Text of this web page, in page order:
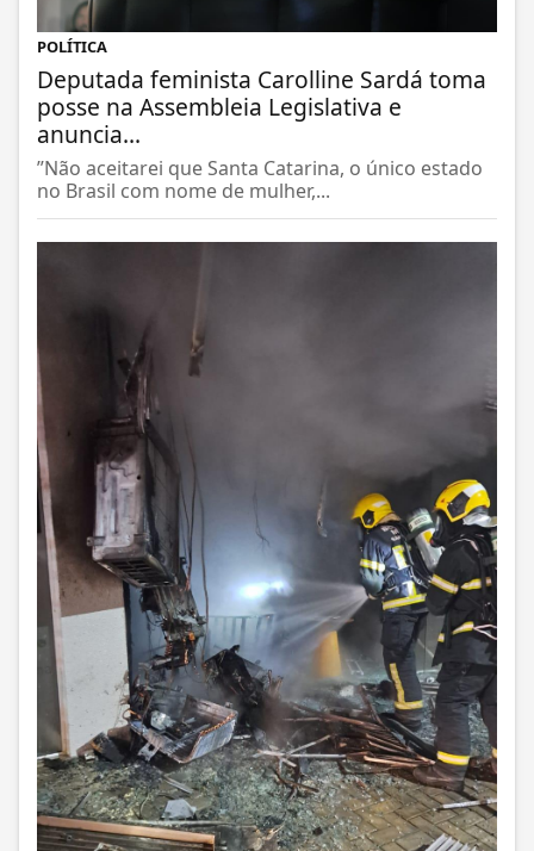
POLÍTICA
Deputada feminista Carolline Sardá toma
posse na Assembleia Legislativa e
anuncia...
”Não aceitarei que Santa Catarina, o único estado
no Brasil com nome de mulher,...